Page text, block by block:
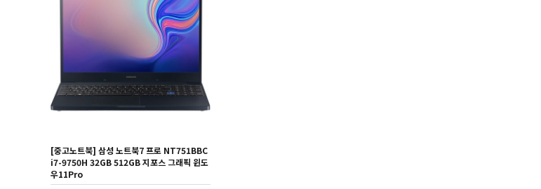
[중고노트북] 삼성 노트북7 프로 NT751BBC
i7-9750H 32GB 512GB 지포스 그래픽 윈도
우11Pro